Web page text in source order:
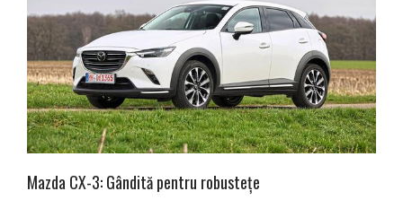
Mazda CX-3: Gândită pentru robustețe